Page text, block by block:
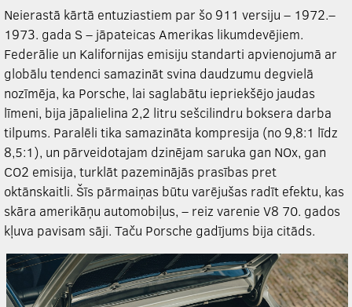
Neierastā kārtā entuziastiem par šo 911 versiju – 1972.–
1973. gada S – jāpateicas Amerikas likumdevējiem.
Federālie un Kalifornijas emisiju standarti apvienojumā ar
globālu tendenci samazināt svina daudzumu degvielā
nozīmēja, ka Porsche, lai saglabātu iepriekšējo jaudas
līmeni, bija jāpalielina 2,2 litru sešcilindru boksera darba
tilpums. Paralēli tika samazināta kompresija (no 9,8:1 līdz
8,5:1), un pārveidotajam dzinējam saruka gan NOx, gan
CO2 emisija, turklāt pazeminājās prasības pret
oktānskaitli. Šīs pārmaiņas būtu varējušas radīt efektu, kas
skāra amerikāņu automobiļus, – reiz varenie V8 70. gados
kļuva pavisam sāji. Taču Porsche gadījums bija citāds.